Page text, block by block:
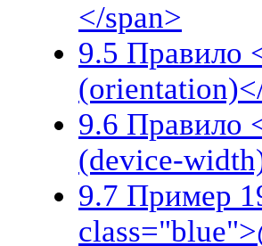
</span>
9.5 Правило
9.6 Правило
(device-
9.7 Пример